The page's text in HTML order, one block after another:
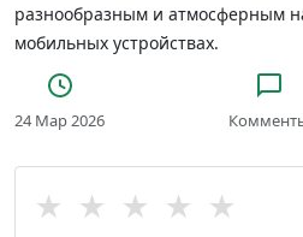
разнообразным и атмосферным
мобильных устройствах.
24 Мар 2026
★ ★ ★ ★ ★